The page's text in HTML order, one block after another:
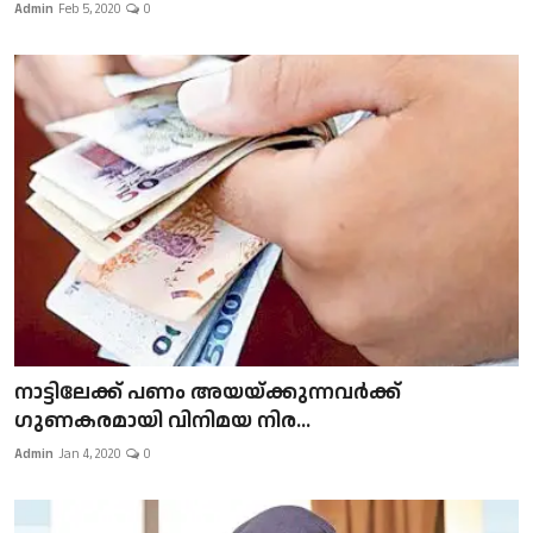
Admin Feb 5, 2020 0
നാട്ടിലേക്ക് പണം അയയ്ക്കുന്നവർക്ക്
ഗുണകരമായി വിനിമയ നിര...
Admin Jan 4, 2020 0